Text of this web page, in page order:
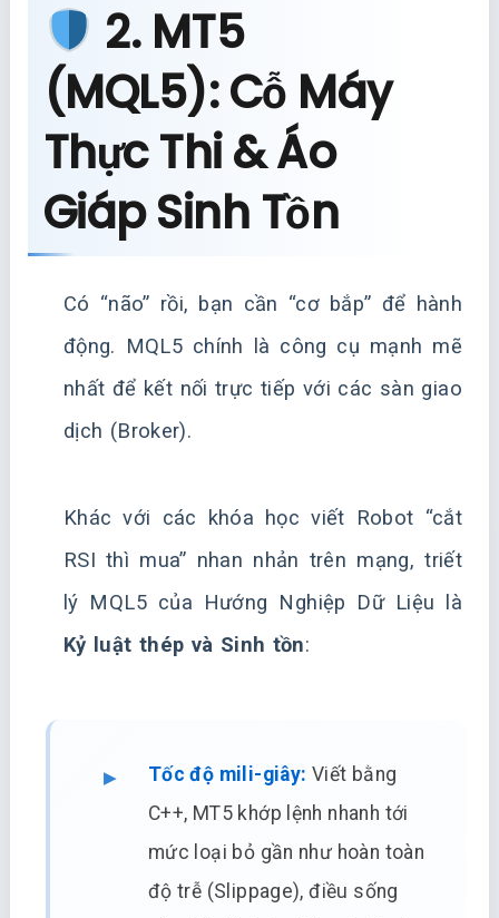
2. MT5
(MQL5): Cỗ Máy
Thực Thi & Áo
Giáp Sinh Tồn
Có “não” rồi, bạn cần “cơ bắp” để hành
động. MQL5 chính là công cụ mạnh mẽ
nhất để kết nối trực tiếp với các sàn giao
dịch (Broker).
Khác với các khóa học viết Robot “cắt
RSI thì mua” nhan nhản trên mạng, triết
lý MQL5 của Hướng Nghiệp Dữ Liệu là
Kỷ luật thép và Sinh tồn:
Tốc độ mili-giây: Viết bằng
C++, MT5 khớp lệnh nhanh tới
mức loại bỏ gần như hoàn toàn
độ trễ (Slippage), điều sống